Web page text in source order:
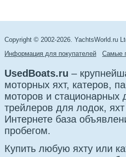
Copyright © 2002-2026. YachtsWorld.ru
Информация для покупателей
Самые
UsedBoats.ru –
моторных яхт, катеров,
моторов и стационарных
трейлеров для лодок,
Интернете база
пробегом.
Купить любую яхту или